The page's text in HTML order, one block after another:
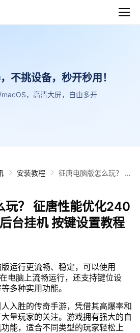
不挑设备，秒开秒用！
，高清大屏，自由多开
安装教程
征唐电脑版怎么玩？ 征
设置教程
玩？ 征唐性能优化240
台挂机 按键设置教程
运行更流畅、稳定，可以使用
电脑上流畅运行，还支持键位设
多种实用功能。
人入胜的传奇手游，凭借其高爆率和
量玩家的关注。游戏拥有强大的自
能，适合不同类型的玩家轻松上